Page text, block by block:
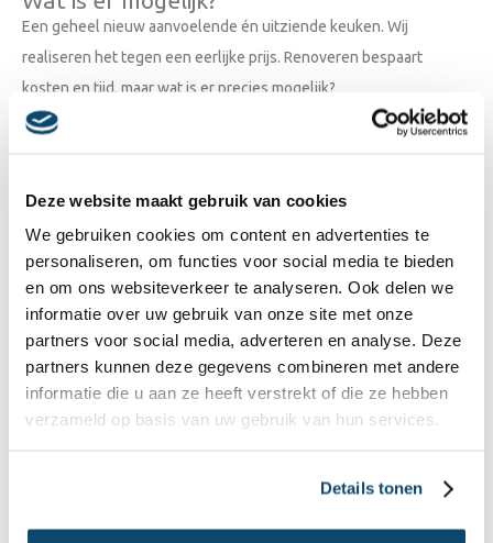
Deze website maakt gebruik van cookies
We gebruiken cookies om content en advertenties te
personaliseren, om functies voor social media te bieden
en om ons websiteverkeer te analyseren. Ook delen we
informatie over uw gebruik van onze site met onze
partners voor social media, adverteren en analyse. Deze
partners kunnen deze gegevens combineren met andere
informatie die u aan ze heeft verstrekt of die ze hebben
verzameld op basis van uw gebruik van hun services.
Details tonen
Een geheel nieuw aanvoelende én uitziende keuken. Wij
realiseren het tegen een eerlijke prijs. Renoveren bespaart
kosten en tijd, maar wat is er precies mogelijk?
Wij werken verder op de basis van uw keuken, het
principe alle keukenelementen worden gerenoveerd of
vervangen. Zo kunt u denken aan het volgende:
Keukenblad vervangen of renoveren
Deurgrepen vervangen of renoveren
Kastdeurtjes vervangen of renoveren
Spoelbakken vervangen of renoveren
Kranen vervangen of renoveren
Nieuwe inbouwapparatuur installeren
Bijvoorbeeld hoe wij een ‘keukenrapport’ opstellen? Lees dan